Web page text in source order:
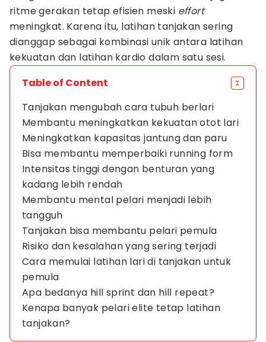
ritme gerakan tetap efisien meski effort
meningkat. Karena itu, latihan tanjakan sering
dianggap sebagai kombinasi unik antara latihan
kekuatan dan latihan kardio dalam satu sesi.
Table of Content
Tanjakan mengubah cara tubuh berlari
Membantu meningkatkan kekuatan otot lari
Meningkatkan kapasitas jantung dan paru
Bisa membantu memperbaiki running form
Intensitas tinggi dengan benturan yang
kadang lebih rendah
Membantu mental pelari menjadi lebih
tangguh
Tanjakan bisa membantu pelari pemula
Risiko dan kesalahan yang sering terjadi
Cara memulai latihan lari di tanjakan untuk
pemula
Apa bedanya hill sprint dan hill repeat?
Kenapa banyak pelari elite tetap latihan
tanjakan?